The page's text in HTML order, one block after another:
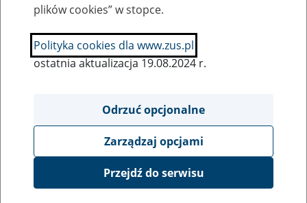
Anna Borowska
2019-11-22
Osobowych stwierdzających naruszenie przepisów o ochronie
danych osobowych"
2019-11-22
plików cookies” w stopce.
Polityka cookies dla www.zus.pl
ostatnia aktualizacja 19.08.2024 r.
Odrzuć opcjonalne
Zarządzaj opcjami
Przejdź do serwisu